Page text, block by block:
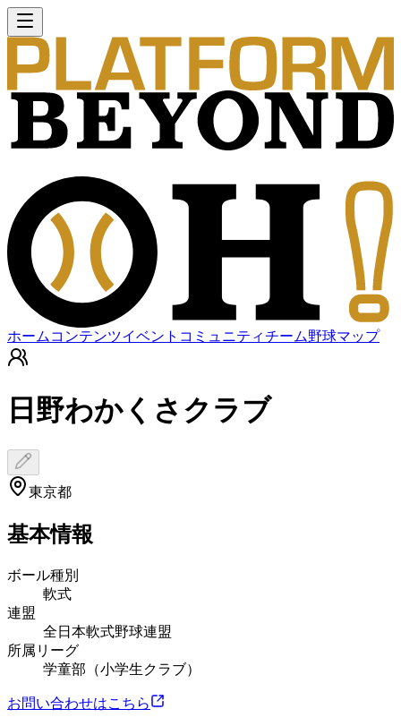
ホーム コンテンツイベント コミュニティチーム野球マップ
日野わかくさクラブ
東京都
基本情報
ボール種別
軟式
連盟
全日本軟式野球連盟
所属リーグ
学童部（小学生クラブ）
お問い合わせはこちら